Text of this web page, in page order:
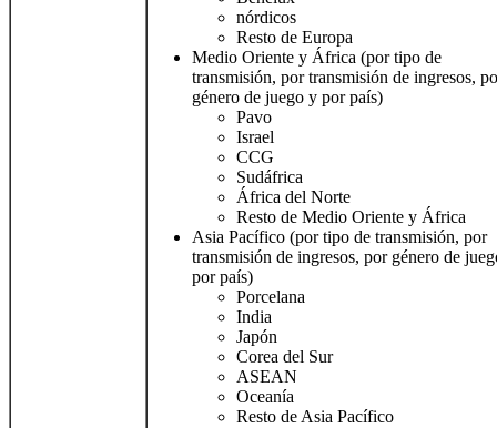
nórdicos
Resto de Europa
Medio Oriente y África (por tipo de
transmisión, por transmisión de ingresos,
género de juego y por país)
Pavo
Israel
CCG
Sudáfrica
África del Norte
Resto de Medio Oriente y África
Asia Pacífico (por tipo de transmisión, por
transmisión de ingresos, por género de
por país)
Porcelana
India
Japón
Corea del Sur
ASEAN
Oceanía
Resto de Asia Pacífico